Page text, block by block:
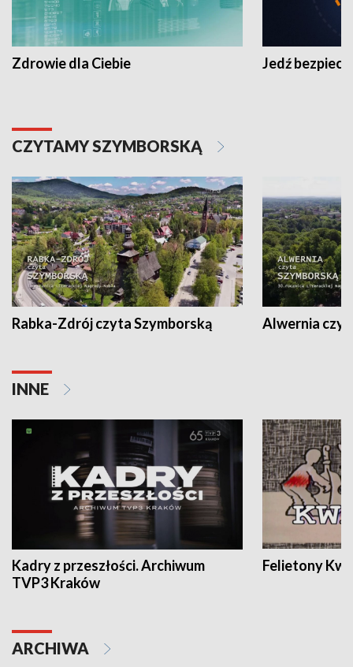
Zdrowie dla Ciebie Jedź
CZYTAMY SZYMBORSKĄ
Rabka-Zdrój czyta Szymborską Alwernia
INNE
Kadry z przeszłości. Archiwum
TVP3 Kraków
Felietony
ARCHIWA